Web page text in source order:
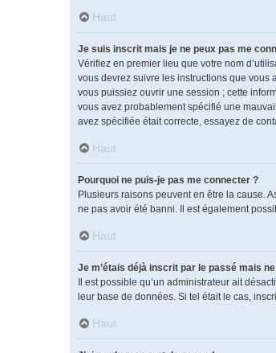
Haut
Je suis inscrit mais je ne peux pas me
Vérifiez en premier lieu que votre nom
vous devrez suivre les instructions que vous
vous puissiez ouvrir une session ; cette
vous avez probablement spécifié une
avez spécifiée était correcte, essayez de
Haut
Pourquoi ne puis-je pas me connecter ?
Plusieurs raisons peuvent en être la cause.
ne pas avoir été banni. Il est également
Haut
Je m’étais déjà inscrit par le passé mais
Il est possible qu’un administrateur ait
leur base de données. Si tel était le cas,
Haut